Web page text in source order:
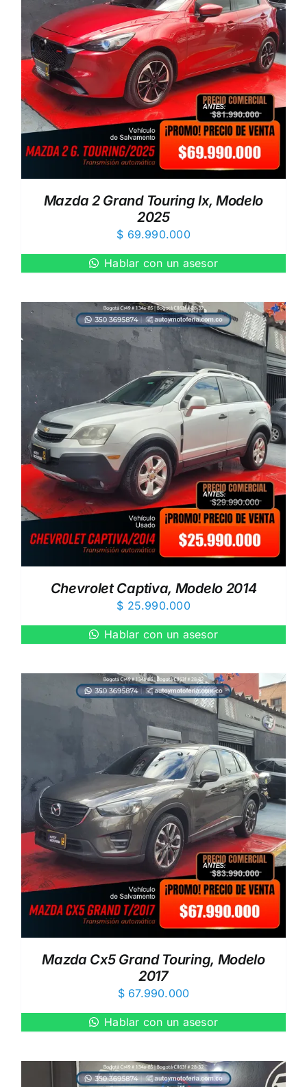
Mazda 2 Grand Touring lx, Modelo
2025
$ 69.990.000
Hablar con un asesor
Chevrolet Captiva, Modelo 2014
$ 25.990.000
Hablar con un asesor
Mazda Cx5 Grand Touring, Modelo
2017
$67.990.000
Hablar con un asesor